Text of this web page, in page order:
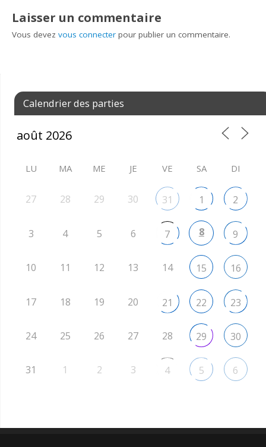
Laisser un commentaire
Vous devezvous connecter pour publier un commentaire.
Calendrier des parties
LU MA ME JE VE SA DI
27 28 29 30 31 1 2
3 4 5 6 7 8 9
10 11 12 13 14 15 16
17 18 19 20 21 22 23
24 25 26 27 28 29 30
31 1 2 3 4 5 6